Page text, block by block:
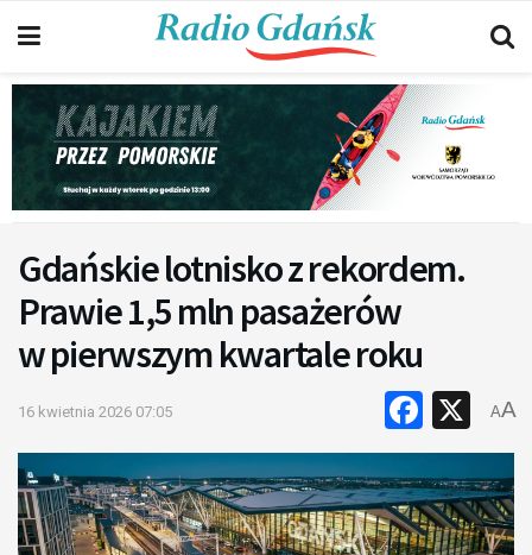
Gdańskie lotnisko z rekordem.
Prawie 1,5 mln pasażerów
w pierwszym kwartale roku
16 kwietnia 2026 07:05 X
AA